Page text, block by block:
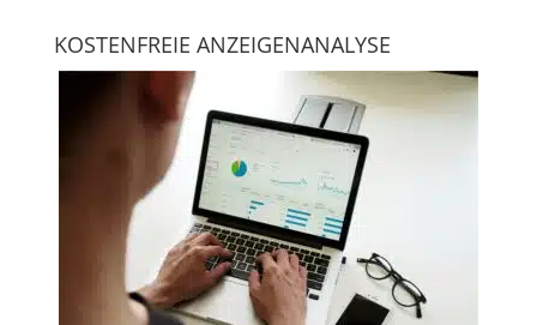
KOSTENFREIE ANZEIGENANALYSE